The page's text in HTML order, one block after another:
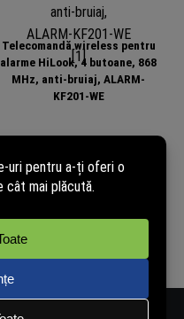
Telecomandă wireless pentru
alarme HiLook, 4 butoane, 868
MHz, anti-bruiaj, ALARM-
KF201-WE
42,99lei
În stoc